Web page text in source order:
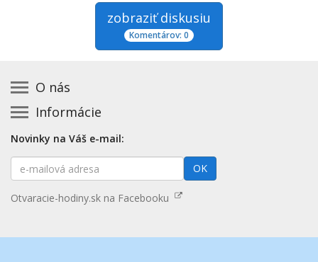
zobraziť diskusiu
Komentárov: 0
O nás
Kontakt na prevádzkovateľa
Zásady používania cookies
Prehlásenie o prístupnosti
Mapa stránok
Informácie
Základná registrácia otváracích hodín zadarmo
Platené služby
Nenašli ste otváracie hodiny? Pošlite nám tip
Aktualizácia otváracích hodín
Novinky na Váš e-mail:
E-
mailová
OK
Otvaracie-hodiny.sk na Facebooku